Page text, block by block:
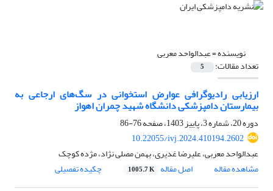
نویسنده =عبدالواحد معربی
تعداد مقالات: 5
ارزیابی رادیوگرافی عوارض استخوانی در سگ‌های ارجاعی به
بیمارستان دامپزشکی دانشگاه شهید چمران اهواز
دوره 20، شماره 3، پاییز 1403، صفحه
76-86
10.22055/ivj.2024.410194.2602
عبدالواحد معربی، علیرضا غدیری، بهمن مصلی نژاد، مژده کوچک
مشاهده مقاله
اصل مقاله 1005.7 K چکیده تفصیلی